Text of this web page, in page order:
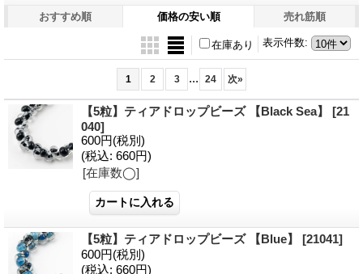
おすすめ順 価格の安い順 売れ筋順
表示件数:
在庫あり
1 2 3 ... 24 次»
【5粒】ティアドロップビーズ 【Black Sea】 [21
040]
600円(税別)
(税込: 660円)
[在庫数◯]
【5粒】ティアドロップビーズ 【Blue】 [21041]
600円(税別)
(税込: 660円)